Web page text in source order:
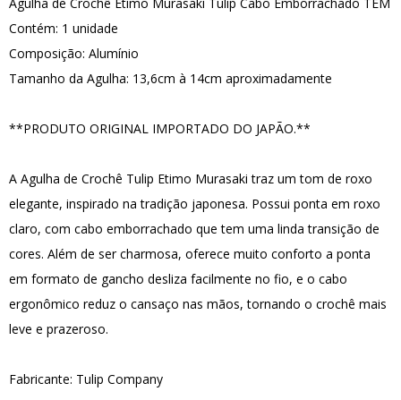
Contém: 1 unidade
Composição: Alumínio
Tamanho da Agulha: 13,6cm à 14cm aproximadamente
**PRODUTO ORIGINAL IMPORTADO DO JAPÃO.**
A Agulha de Crochê Tulip Etimo Murasaki traz um tom de roxo
elegante, inspirado na tradição japonesa. Possui ponta em roxo
claro, com cabo emborrachado que tem uma linda transição de
cores. Além de ser charmosa, oferece muito conforto a ponta
em formato de gancho desliza facilmente no fio, e o cabo
ergonômico reduz o cansaço nas mãos, tornando o crochê mais
leve e prazeroso.
Fabricante: Tulip Company